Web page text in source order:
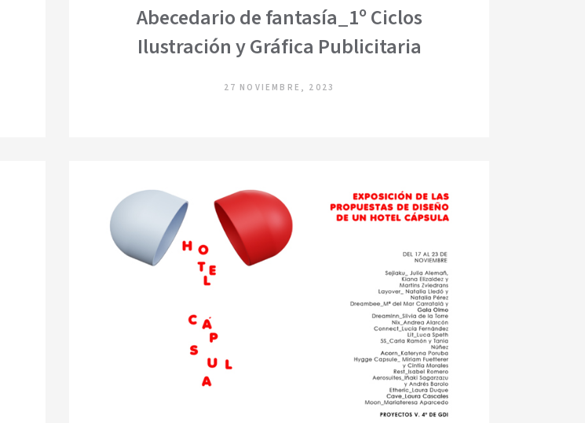
Abecedario de fantasía_1º Ciclos
Ilustración y Gráfica Publicitaria
27 NOVIEMBRE, 2023